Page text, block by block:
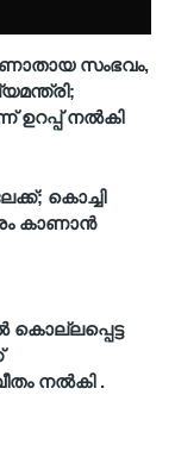
സംഭവം,
ഉറപ്പ് നൽകി
കൊച്ചി
കാണാന്‍
കൊല്ലപ്പെട്ട
നൽകി .